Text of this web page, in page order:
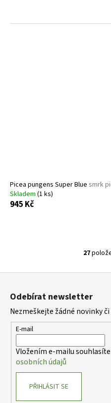
Picea pungens Super Blue smrk
Skladem (1 ks)
945 Kč
27
Z
Odebírat newsletter
Nezmeškejte žádné novinky či
E-mail
Vložením e-mailu souhlasíte
osobních údajů
PŘIHLÁSIT SE